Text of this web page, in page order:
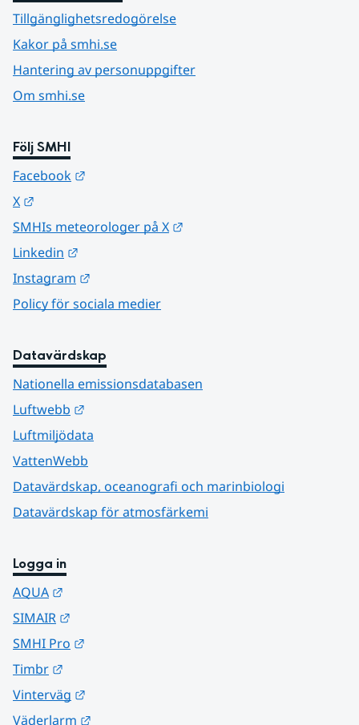
Tillgänglighetsredogörelse
Kakor på smhi.se
Hantering av personuppgifter
Om smhi.se
Följ SMHI
Facebook
X
SMHIs meteorologer på X
Linkedin
Instagram
Policy för sociala medier
Datavärdskap
Nationella emissionsdatabasen
Luftwebb
Luftmiljödata
VattenWebb
Datavärdskap, oceanografi och marinbiologi
Datavärdskap för atmosfärkemi
Logga in
AQUA
SIMAIR
SMHI Pro
Timbr
Vinterväg
Väderlarm